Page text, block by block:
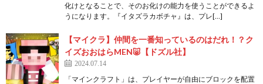
化けとなることで、そのお化けの能力を使うことができるよ
うになります。『イタズラカボチャ』は、プレ[…]
【マイクラ】仲間を一番知っているのはだれ！？ク
イズおおはらMEN🐷【ドズル社】
2024.07.14
「マインクラフト」は、プレイヤーが自由にブロックを配置